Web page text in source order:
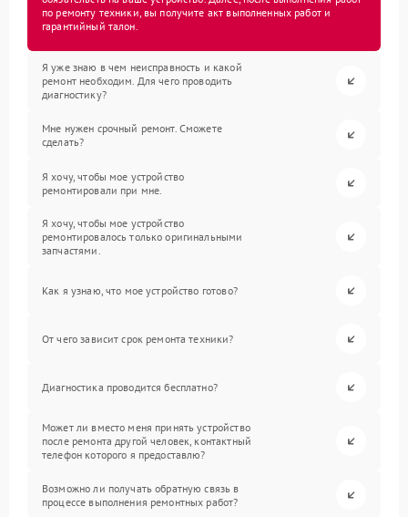
по ремонту техники, вы получите акт выполненных работ и
гарантийный талон.
Я уже знаю в чем неисправность и какой
ремонт необходим. Для чего проводить
диагностику?
Мне нужен срочный ремонт. Сможете
сделать?
Я хочу, чтобы мое устройство
ремонтировали при мне.
Я хочу, чтобы мое устройство
ремонтировалось только оригинальными
запчастями.
Как я узнаю, что мое устройство готово?
От чего зависит срок ремонта техники?
Диагностика проводится бесплатно?
Может ли вместо меня принять устройство
после ремонта другой человек, контактный
телефон которого я предоставлю?
Возможно ли получать обратную связь в
процессе выполнения ремонтных работ?